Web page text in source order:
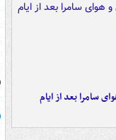
سامرا بعد از ایام